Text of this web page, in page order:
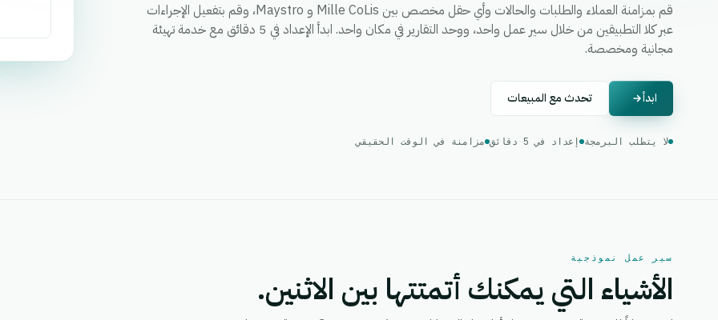
قم بمزامنة العملاء والطلبات والحالات وأي حقل مخصص بين Mille CoLis و Maystro، وقم بتفعيل الإجراءات
عبر كلا التطبيقين من خلال سير عمل واحد، ووحد التقارير في مكان واحد. ابدأ الإعداد في 5 دقائق مع خدمة تهيئة
مجانية ومخصصة.
ابدأ تحدث مع المبيعات
لا يتطلب البرمجة إعداد في 5 دقائق مزامنة في الوقت الحقيقي
سير عمل نموذجية
الأشياء التي يمكنك أتمتتها بين الاثنين.